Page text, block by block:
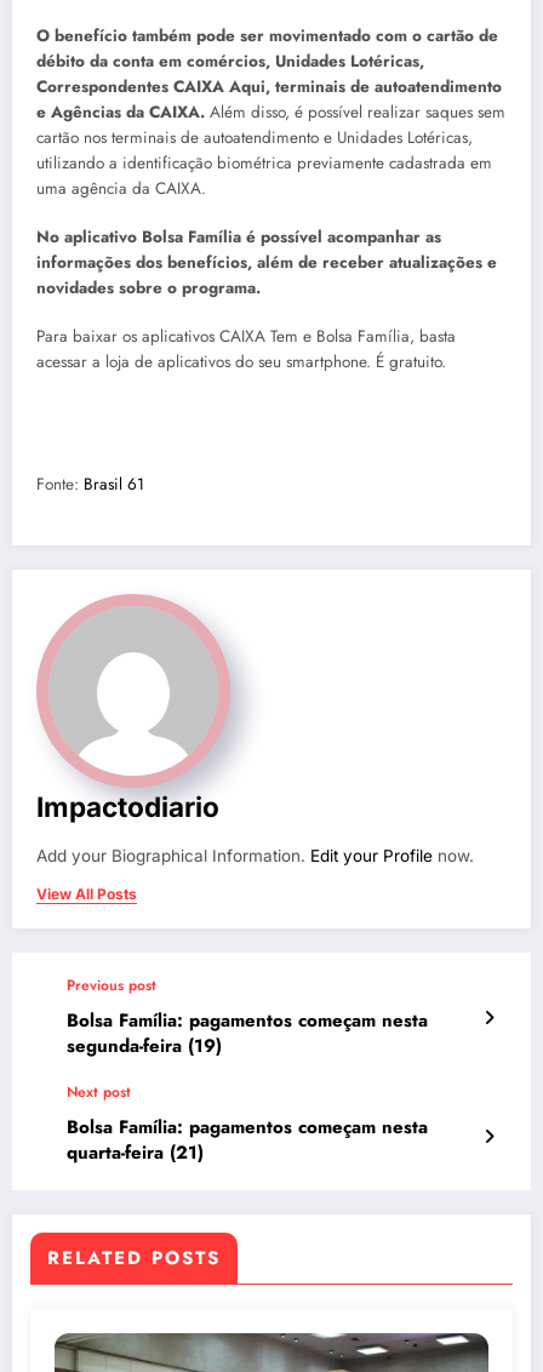
O benefício também pode ser movimentado com o cartão de
débito da conta em comércios, Unidades Lotéricas,
Correspondentes CAIXA Aqui, terminais de autoatendimento
e Agências da CAIXA. Além disso, é possível realizar saques sem
cartão nos terminais de autoatendimento e Unidades Lotéricas,
utilizando a identificação biométrica previamente cadastrada em
uma agência da CAIXA.
No aplicativo Bolsa Família é possível acompanhar as
informações dos benefícios, além de receber atualizações e
novidades sobre o programa.
Para baixar os aplicativos CAIXA Tem e Bolsa Família, basta
acessar a loja de aplicativos do seu smartphone. É gratuito.
Fonte: Brasil 61
Impactodiario
Add your Biographical Information. Edit your Profile now.
View All Posts
Previous post
Bolsa Família: pagamentos começam nesta
segunda-feira (19)
Next post
Bolsa Família: pagamentos começam nesta
quarta-feira (21)
RELATED POSTS